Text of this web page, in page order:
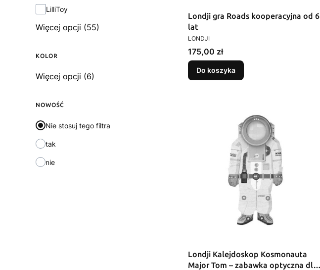
LilliToy
Więcej opcji (55)
KOLOR
Kolor
Więcej opcji (6)
NOWOŚĆ
Nie stosuj tego filtra
tak
nie
Londji gra Roads kooperacyjna od 6
lat
PRODUCENT
LONDJI
Cena
175,00 zł
Do koszyka
Londji Kalejdoskop Kosmonauta
Major Tom – zabawka optyczna dla